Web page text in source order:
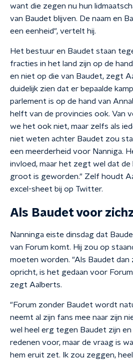
want die zegen nu hun
van Baudet blijven. De naam en
een eenheid", vertelt hij.
Het bestuur en Baudet staan
fracties in het land zijn op de
en niet op die van Baudet, zegt
duidelijk zien dat er bepaalde
parlement is op de hand van
helft van de provincies ook. Van
we het ook niet, maar zelfs als
niet weten achter Baudet zou
een meerderheid voor Nanniga.
invloed, maar het zegt wel dat de
groot is geworden." Zelf houdt
excel-sheet bij op Twitter.
Als Baudet voor
Nanninga eiste dinsdag dat
van Forum komt. Hij zou op
moeten worden. "Als Baudet dan
opricht, is het gedaan voor
zegt Aalberts.
"Forum zonder Baudet wordt
neemt al zijn fans mee naar zijn
wel heel erg tegen Baudet zijn
redenen voor, maar de vraag is
hem eruit zet. Ik zou zeggen,